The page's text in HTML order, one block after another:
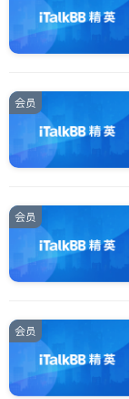
会员
会员
会员